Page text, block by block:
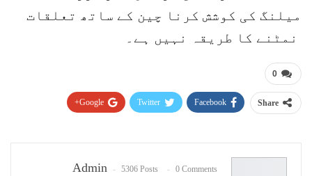
میلنگ کی کوشش کرنا چین کے ساتھ تعلقات
نمٹنے کا طریقہ نہیں ہے۔
0
Share
Facebook
Twitter
Google+
Admin 5306 Posts 0 Comments